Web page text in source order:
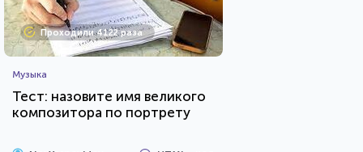
Проходили 4122 раза
Музыка
Тест: назовите имя великого
композитора по портрету